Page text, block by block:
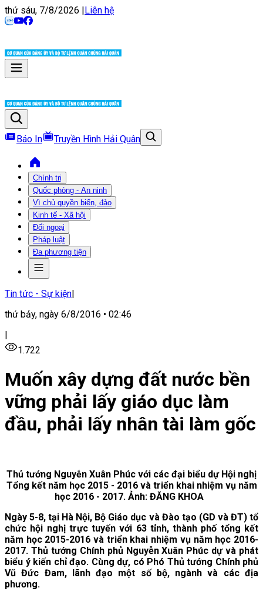
thứ sáu, 7/8/2026 |Liên hệ
Báo In Truyền Hình Hải Quân
Chính trị
Quốc phòng - An ninh
Vì chủ quyền biển, đảo
Kinh tế - Xã hội
Đối ngoại
Pháp luật
Đa phương tiện
Tin tức - Sự kiện|
thứ bảy, ngày 6/8/2016 • 02:46
|
1.722
Muốn xây dựng đất nước bền
vững phải lấy giáo dục làm
đầu, phải lấy nhân tài làm gốc
Thủ tướng Nguyễn Xuân Phúc với các đại biểu dự Hội nghị
Tổng kết năm học 2015 - 2016 và triển khai nhiệm vụ năm
học 2016 - 2017. Ảnh: ĐĂNG KHOA
Ngày 5-8, tại Hà Nội, Bộ Giáo dục và Đào tạo (GD và ĐT) tổ
chức hội nghị trực tuyến với 63 tỉnh, thành phố tổng kết
năm học 2015-2016 và triển khai nhiệm vụ năm học 2016-
2017. Thủ tướng Chính phủ Nguyễn Xuân Phúc dự và phát
biểu ý kiến chỉ đạo. Cùng dự, có Phó Thủ tướng Chính phủ
Vũ Đức Đam, lãnh đạo một số bộ, ngành và các địa
phương.